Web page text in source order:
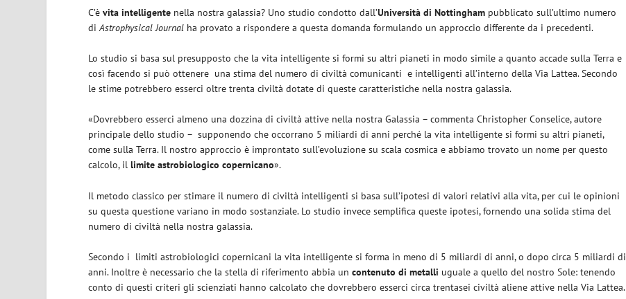
C’èvita intelligente nella nostra galassia? Uno studio condotto dall’Università di Nottingham pubblicato sull’ultimo numero
diAstrophysical Journal ha provato a rispondere a questa domanda formulando un approccio differente da i precedenti.
Lo studio si basa sul presupposto che la vita intelligente si formi su altri pianeti in modo simile a quanto accade sulla Terra e
così facendo si può ottenere una stima del numero di civiltà comunicanti e intelligenti all’interno della Via Lattea. Secondo
le stime potrebbero esserci oltre trenta civiltà dotate di queste caratteristiche nella nostra galassia.
«Dovrebbero esserci almeno una dozzina di civiltà attive nella nostra Galassia – commenta Christopher Conselice, autore
principale dello studio – supponendo che occorrano 5 miliardi di anni perché la vita intelligente si formi su altri pianeti,
come sulla Terra. Il nostro approccio è improntato sull’evoluzione su scala cosmica e abbiamo trovato un nome per questo
calcolo, illimite astrobiologico copernicano».
Il metodo classico per stimare il numero di civiltà intelligenti si basa sull’ipotesi di valori relativi alla vita, per cui le opinioni
su questa questione variano in modo sostanziale. Lo studio invece semplifica queste ipotesi, fornendo una solida stima del
numero di civiltà nella nostra galassia.
Secondo i limiti astrobiologici copernicani la vita intelligente si forma in meno di 5 miliardi di anni, o dopo circa 5 miliardi di
anni. Inoltre è necessario che la stella di riferimento abbia uncontenuto di metalli uguale a quello del nostro Sole: tenendo
conto di questi criteri gli scienziati hanno calcolato che dovrebbero esserci circa trentasei civiltà aliene attive nella Via Lattea.